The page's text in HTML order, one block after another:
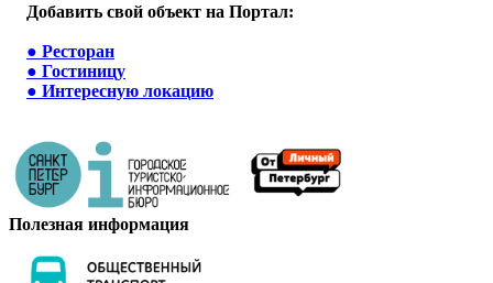
Добавить свой объект на Портал:
● Ресторан
● Гостиницу
● Интересную локацию
Полезная информация